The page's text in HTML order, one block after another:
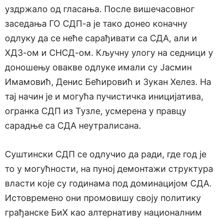
уздржало од гласања. После вишечасовног
заседања ГО СДП-а је тако донео коначну
одлуку да се неће сарађивати са СДА, али и
ХДЗ-ом и СНСД-ом. Кључну улогу на седници у
доношењу овакве одлуке имали су Јасмин
Имамовић, Денис Бећировић и Зукан Хелез. На
тај начин је и могућа пучистичка иницијатива,
огранка СДП из Тузле, усмерена у правцу
сарадње са СДА неутралисана.
Суштински СДП се одлучио да ради, где год је
то у могућности, на пуној демонтажи структура
власти које су годинама под доминацијом СДА.
Истовремено они промовишу своју политику
грађанске БиХ као алтернативу националним